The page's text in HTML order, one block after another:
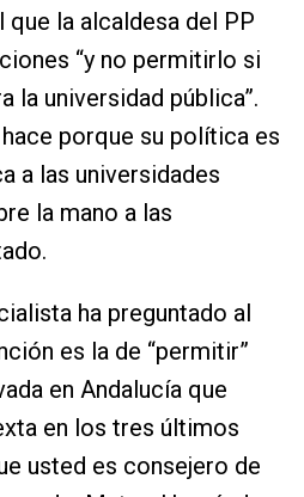
que la alcaldesa del PP
“y no permitirlo si
la universidad pública”.
porque su política es
a las universidades
la mano a las
ha preguntado al
es la de “permitir”
en Andalucía que
en los tres últimos
usted es consejero de